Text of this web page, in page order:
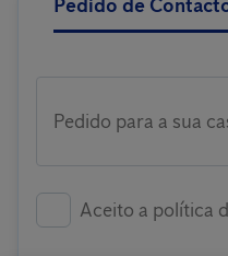
Pedido de
Pedido para a sua
Aceito a política